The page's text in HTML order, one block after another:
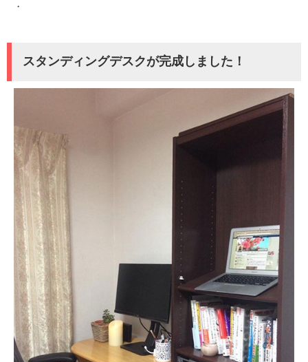
・
スタンディングデスクが完成しました！